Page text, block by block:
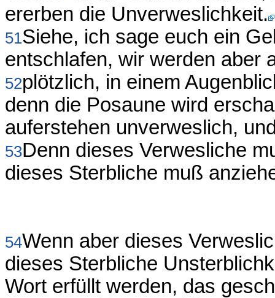
ererben die Unverweslichkeit.
51Siehe, ich sage euch ein
entschlafen, wir werden aber
52plötzlich, in einem
denn die Posaune wird
auferstehen unverweslich,
53Denn dieses Verwesliche
dieses Sterbliche muß
54Wenn aber dieses
dieses Sterbliche
Wort erfüllt werden, das